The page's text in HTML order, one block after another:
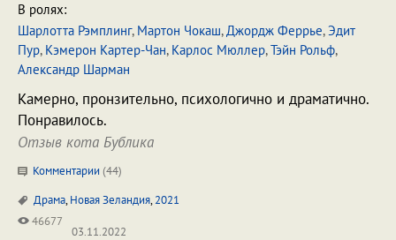
В ролях:
Шарлотта Рэмплинг, Мартон Чокаш,Джордж Феррье,Эдит
Пур, Кэмерон Картер-Чан, Карлос Мюллер,Тэйн Рольф,
Александр Шарман
Камерно, пронзительно, психологично и драматично.
Понравилось.
Отзыв кота Бублика
Комментарии (44)
Драма,Новая Зеландия,2021
46677
03.11.2022